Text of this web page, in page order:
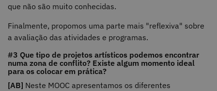
que não são muito conhecidas.
Finalmente, propomos uma parte mais "reflexiva" sobre
a avaliação das atividades e programas.
#3 Que tipo de projetos artísticos podemos encontrar
numa zona de conflito? Existe algum momento ideal
para os colocar em prática?
[AB] Neste MOOC apresentamos os diferentes